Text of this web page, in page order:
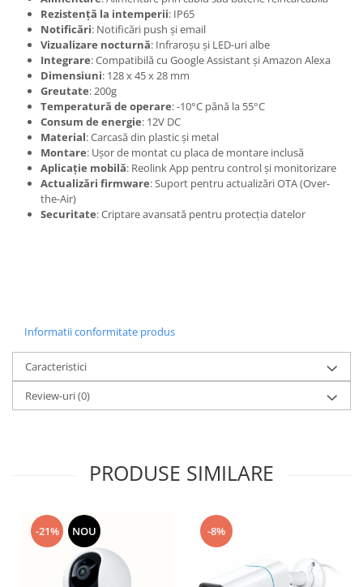
Rezistență la intemperii: IP65
Notificări: Notificări push și email
Vizualizare nocturnă: Infraroșu și LED-uri albe
Integrare: Compatibilă cu Google Assistant și Amazon Alexa
Dimensiuni: 128 x 45 x 28 mm
Greutate: 200g
Temperatură de operare: -10°C până la 55°C
Consum de energie: 12V DC
Material: Carcasă din plastic și metal
Montare: Ușor de montat cu placa de montare inclusă
Aplicație mobilă: Reolink App pentru control și monitorizare
Actualizări firmware: Suport pentru actualizări OTA (Over-
the-Air)
Securitate: Criptare avansată pentru protecția datelor
Informatii conformitate produs
Caracteristici
Review-uri(0)
PRODUSE SIMILARE
-21% NOU -8%